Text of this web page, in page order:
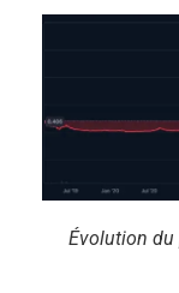
Évolution du